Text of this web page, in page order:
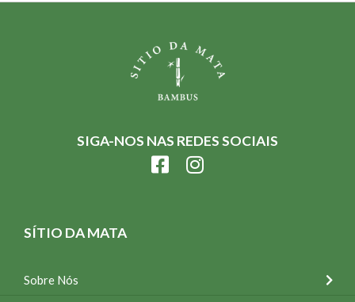
SIGA-NOS NAS REDES SOCIAIS
SÍTIO DA MATA
Sobre Nós